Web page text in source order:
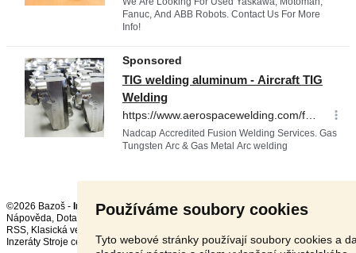
Používáme soubory cookies
Tyto webové stránky používají soubory cookies a
©2026 Bazoš - Inzerce, Bazar
Nápověda, Dotazy Hodnocení ,Kontakt, Reklama ,Podmínky ,Ochrana údajů
RSS,
Inzeráty Stroje celkem:72057, za 24 hodin:3732